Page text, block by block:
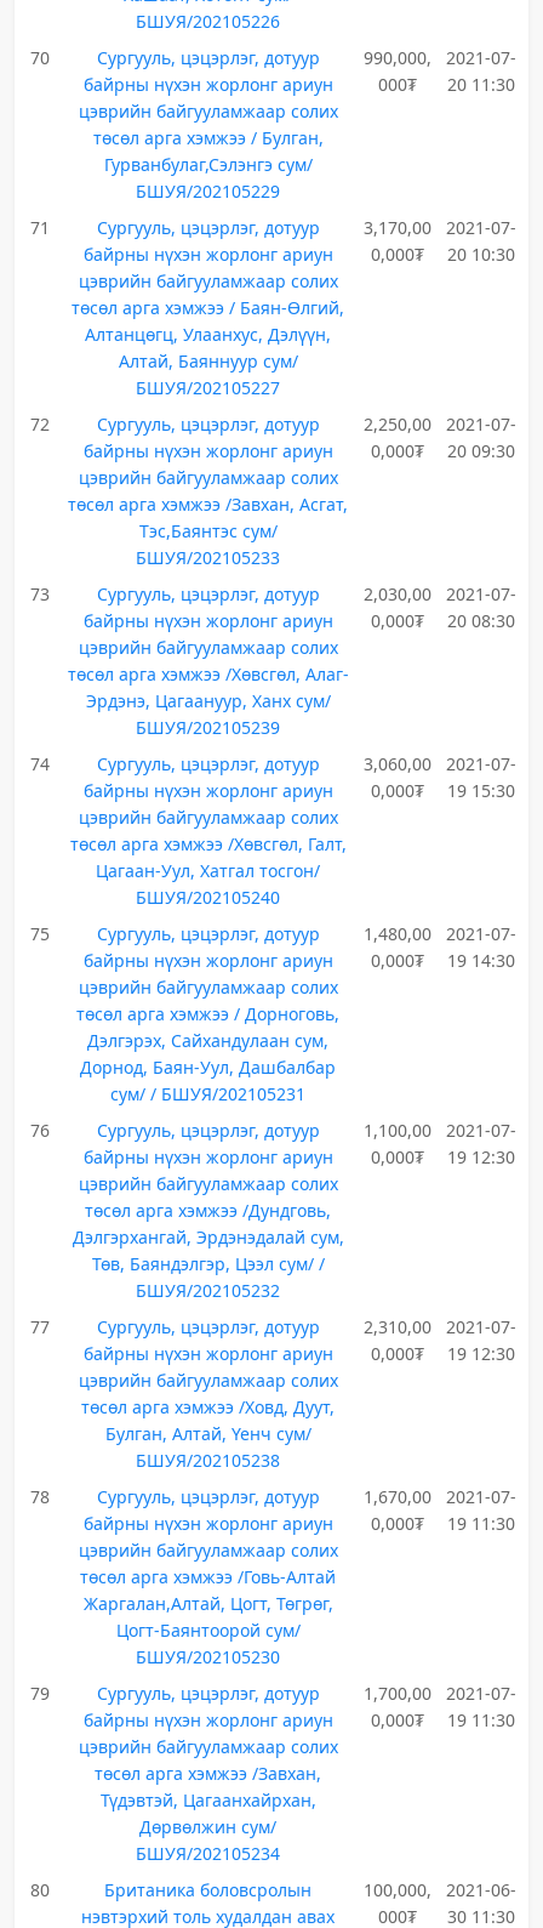
БШУЯ/202105226
70
Сургууль, цэцэрлэг, дотуур
байрны нүхэн жорлонг ариун
цэврийн байгууламжаар солих
төсөл арга хэмжээ / Булган,
Гурванбулаг,Сэлэнгэ сум/
БШУЯ/202105229
990,000,
000₮
2021-07-
20 11:30
71
Сургууль, цэцэрлэг, дотуур
байрны нүхэн жорлонг ариун
цэврийн байгууламжаар солих
төсөл арга хэмжээ / Баян-Өлгий,
Алтанцөгц, Улаанхус, Дэлүүн,
Алтай, Баяннуур сум/
БШУЯ/202105227
3,170,00
0,000₮
2021-07-
20 10:30
72
Сургууль, цэцэрлэг, дотуур
байрны нүхэн жорлонг ариун
цэврийн байгууламжаар солих
төсөл арга хэмжээ /Завхан, Асгат,
Тэс,Баянтэс сум/
БШУЯ/202105233
2,250,00
0,000₮
2021-07-
20 09:30
73
Сургууль, цэцэрлэг, дотуур
байрны нүхэн жорлонг ариун
цэврийн байгууламжаар солих
төсөл арга хэмжээ /Хөвсгөл, Алаг-
Эрдэнэ, Цагаануур, Ханх сум/
БШУЯ/202105239
2,030,00
0,000₮
2021-07-
20 08:30
74
Сургууль, цэцэрлэг, дотуур
байрны нүхэн жорлонг ариун
цэврийн байгууламжаар солих
төсөл арга хэмжээ /Хөвсгөл, Галт,
Цагаан-Уул, Хатгал тосгон/
БШУЯ/202105240
3,060,00
0,000₮
2021-07-
19 15:30
75
Сургууль, цэцэрлэг, дотуур
байрны нүхэн жорлонг ариун
цэврийн байгууламжаар солих
төсөл арга хэмжээ / Дорноговь,
Дэлгэрэх, Сайхандулаан сум,
Дорнод, Баян-Уул, Дашбалбар
сум/ / БШУЯ/202105231
1,480,00
0,000₮
2021-07-
19 14:30
76
Сургууль, цэцэрлэг, дотуур
байрны нүхэн жорлонг ариун
цэврийн байгууламжаар солих
төсөл арга хэмжээ /Дундговь,
Дэлгэрхангай, Эрдэнэдалай сум,
Төв, Баяндэлгэр, Цээл сум/ /
БШУЯ/202105232
1,100,00
0,000₮
2021-07-
19 12:30
77
Сургууль, цэцэрлэг, дотуур
байрны нүхэн жорлонг ариун
цэврийн байгууламжаар солих
төсөл арга хэмжээ /Ховд, Дуут,
Булган, Алтай, Үенч сум/
БШУЯ/202105238
2,310,00
0,000₮
2021-07-
19 12:30
78
Сургууль, цэцэрлэг, дотуур
байрны нүхэн жорлонг ариун
цэврийн байгууламжаар солих
төсөл арга хэмжээ /Говь-Алтай
Жаргалан,Алтай, Цогт, Төгрөг,
Цогт-Баянтоорой сум/
БШУЯ/202105230
1,670,00
0,000₮
2021-07-
19 11:30
79
Сургууль, цэцэрлэг, дотуур
байрны нүхэн жорлонг ариун
цэврийн байгууламжаар солих
төсөл арга хэмжээ /Завхан,
Түдэвтэй, Цагаанхайрхан,
Дөрвөлжин сум/
БШУЯ/202105234
1,700,00
0,000₮
2021-07-
19 11:30
80
Британика боловсролын
нэвтэрхий толь худалдан авах
100,000,
000₮
2021-06-
30 11:30